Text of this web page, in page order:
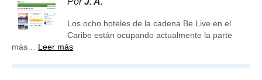
Los ocho hoteles de la cadena Be Live en el
Caribe están ocupando actualmente la parte
más… Leer más